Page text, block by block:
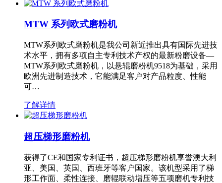
MTW 系列欧式磨粉机
MTW系列欧式磨粉机是我公司新近推出具有国际先进技
术水平，拥有多项自主专利技术产权的最新粉磨设备—
MTW系列欧式磨粉机，以悬辊磨粉机9518为基础，采用
欧洲先进制造技术，它能满足客户对产品粒度、性能
可…
了解详情
超压梯形磨粉机
获得了CE和国家专利证书，超压梯形磨粉机享誉澳大利
亚、美国、英国、西班牙等客户国家。该机型采用了梯
形工作面、柔性连接、磨辊联动增压等五项磨机专利技